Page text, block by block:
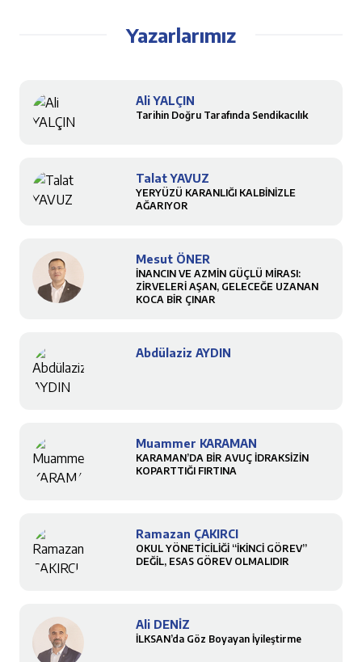
Yazarlarımız
Ali YALÇIN
Tarihin Doğru Tarafında Sendikacılık
Talat YAVUZ
YERYÜZÜ KARANLIĞI KALBİNİZLE
AĞARIYOR
Mesut ÖNER
İNANCIN VE AZMİN GÜÇLÜ MİRASI:
ZİRVELERİ AŞAN, GELECEĞE UZANAN
KOCA BİR ÇINAR
Abdülaziz AYDIN
Muammer KARAMAN
KARAMAN’DA BİR AVUÇ İDRAKSİZİN
KOPARTTIĞI FIRTINA
Ramazan ÇAKIRCI
OKUL YÖNETİCİLİĞİ “İKİNCİ GÖREV”
DEĞİL, ESAS GÖREV OLMALIDIR
Ali DENİZ
İLKSAN’da Göz Boyayan İyileştirme